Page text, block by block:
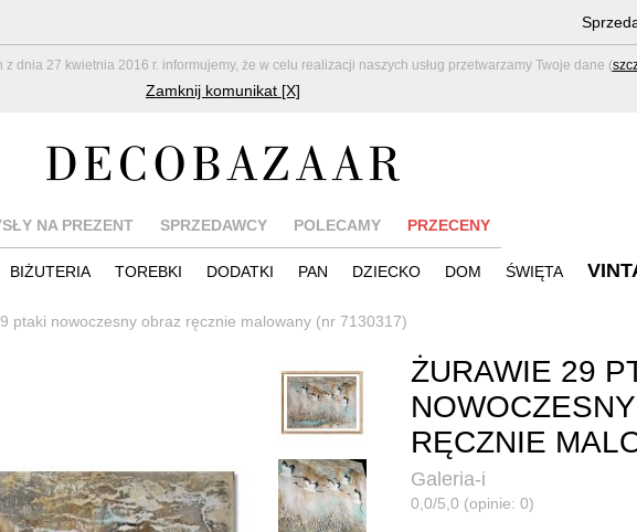
dnia 27 kwietnia 2016 r. informujemy, że w celu realizacji naszych usług przetwarzamy Twoje dane (
Zamknij komunikat [X]
NA PREZENT SPRZEDAWCY POLECAMY PRZECENY
BIŻUTERIA TOREBKI DODATKI PAN DZIECKO DOM ŚWIĘTA
ptaki nowoczesny obraz ręcznie malowany (nr 7130317)
ŻURAWIE 29
RĘCZNIE
Galeria-i
0,0/5,0 (opinie: 0)